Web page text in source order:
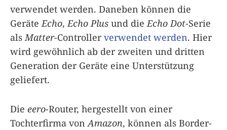
verwendet werden. Daneben können die
Geräte Echo, Echo Plus und die Echo Dot-Serie
als Matter-Controllerverwendet werden. Hier
wird gewöhnlich ab der zweiten und dritten
Generation der Geräte eine Unterstützung
geliefert.
Die eero-Router, hergestellt von einer
Tochterfirma von Amazon, können als Border-